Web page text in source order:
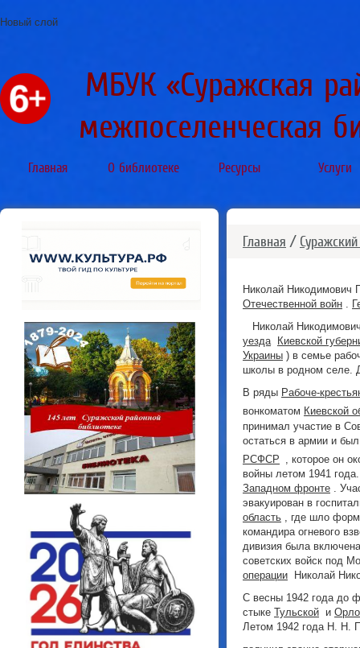
МБУК «Суражская
межпоселенческая
Главная О библиотеке Ресурсы Услуги
Новый слой
Главная /
Николай Никодимович
Отечественной войн .
Николай
уезда
Киевской
Украины ) в семье
школы в родном селе.
В ряды Рабоче-
вонкоматом Киевской
принимал участие в
остаться в армии и
РСФСР
, которое он
войны летом 1941
Западном фронте .
эвакуирован в
область , где шло
командира огневого
дивизия была
советских войск под
операции Николай
С весны 1942 года до
стыке Тульской и
Летом 1942 года Н. Н.